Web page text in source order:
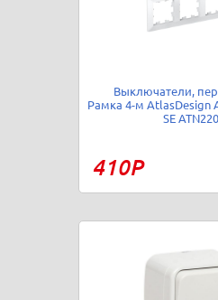
Выключатели,
Рамка 4-м AtlasDesign
SE
410Р